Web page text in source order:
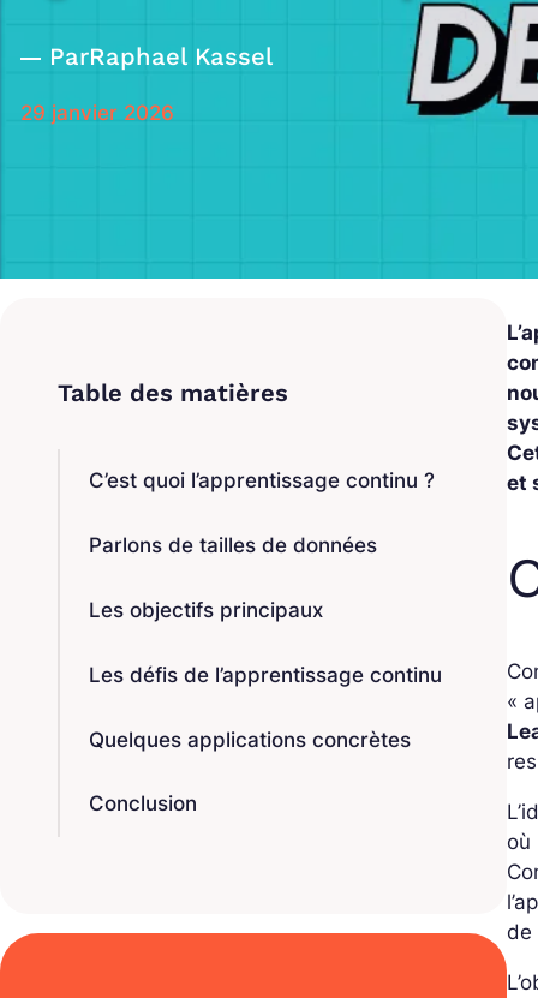
ParRaphael Kassel
29 janvier 2026
C’est quoi l’apprentissage continu ?
Parlons de tailles de données
Les objectifs principaux
Les défis de l’apprentissage continu
Quelques applications concrètes
Conclusion
et
«
où
de